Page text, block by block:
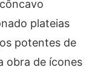
plateias
potentes de
obra de ícones